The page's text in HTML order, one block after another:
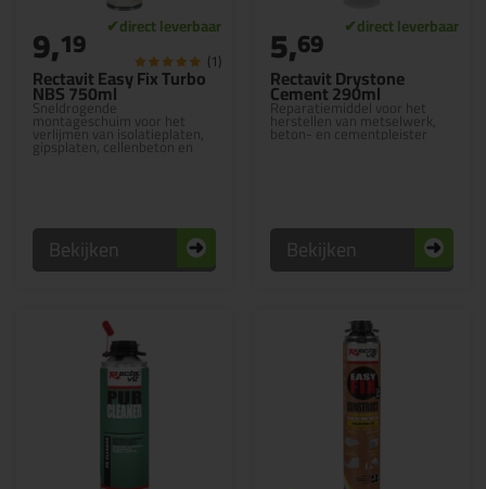
Rectavit Easy Fix Turbo
NBS 750ml
Sneldrogende
montageschuim voor het
verlijmen van isolatieplaten,
gipsplaten, cellenbeton en
andere bouwmaterialen
9,19 (1)
Bekijken
Rectavit Drystone
Cement 290ml
Reparatiemiddel voor het
herstellen van metselwerk,
beton- en cementpleister
5,69
Bekijken